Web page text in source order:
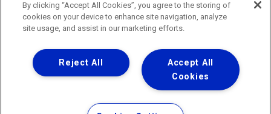
Copyright © 2026 - Todos os Direitos Reservados.
Nossa natureza movimenta a vida
Termos Gerais de Uso de Sites e Aplicativos
By clicking “Accept All Cookies”, you agree to the storing of
cookies on your device to enhance site navigation, analyze
site usage, and assist in our marketing efforts.
Accept All
Cookies
Reject All